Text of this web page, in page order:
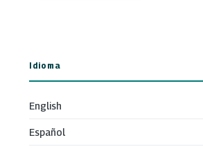
Idioma
English
Español